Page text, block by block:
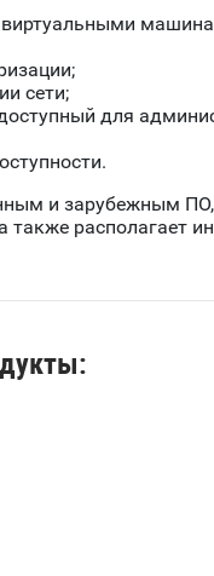
сети;
для
и зарубежным ПО,
располагает